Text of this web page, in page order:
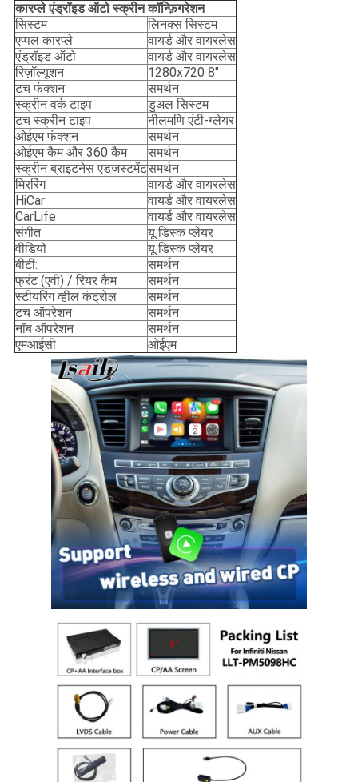
कारप्ले एंड्रॉइड ऑटो स्क्रीन कॉन्फ़िगरेशन
सिस्टम
लिनक्स सिस्टम
एप्पल कारप्ले
वायर्ड और वायरलेस
एंड्रॉइड ऑटो
वायर्ड और वायरलेस
रिज़ॉल्यूशन
1280x720 8"
टच फंक्शन
समर्थन
स्क्रीन वर्क टाइप
डुअल सिस्टम
टच स्क्रीन टाइप
नीलमणि एंटी-ग्लेयर
ओईएम फंक्शन
समर्थन
ओईएम कैम और 360 कैम
समर्थन
स्क्रीन ब्राइटनेस एडजस्टमेंटसमर्थन
मिररिंग
वायर्ड और वायरलेस
HiCar
वायर्ड और वायरलेस
CarLife
वायर्ड और वायरलेस
संगीत
यू डिस्क प्लेयर
वीडियो
यू डिस्क प्लेयर
बीटी:
समर्थन
फ्रंट (एवी) / रियर कैम
समर्थन
स्टीयरिंग व्हील कंट्रोल
समर्थन
टच ऑपरेशन
समर्थन
नॉब ऑपरेशन
समर्थन
एमआईसी
ओईएम